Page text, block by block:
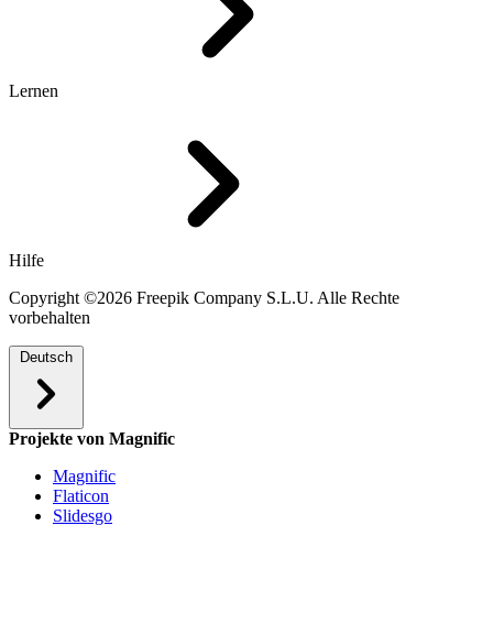
Lernen
Hilfe
Copyright ©2026 Freepik Company S.L.U. Alle Rechte
vorbehalten
Deutsch
Projekte von Magnific
Magnific
Flaticon
Slidesgo